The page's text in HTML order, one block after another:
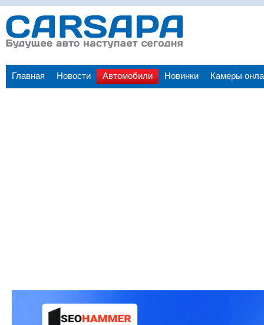
Главная Новости Автомобили Новинки Камеры